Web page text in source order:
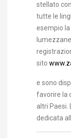
stellato
tutte le
esempio
sito
e sono
favorire la
altri Paesi.
dedicata